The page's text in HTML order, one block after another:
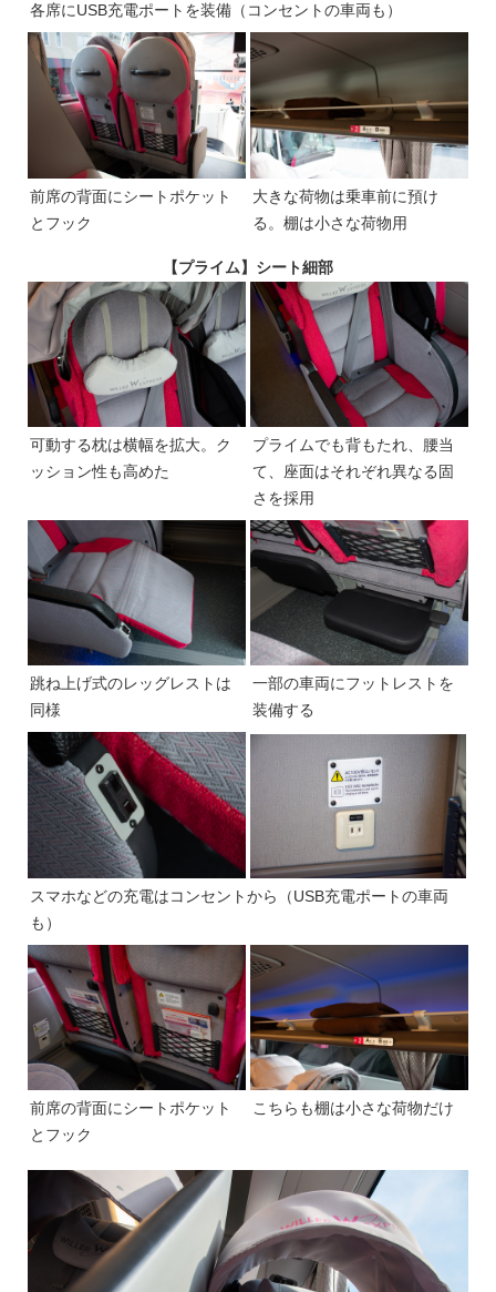
各席にUSB充電ポートを装備（コンセントの車両も）
前席の背面にシートポケット
とフック
大きな荷物は乗車前に預け
る。棚は小さな荷物用
【プライム】シート細部
可動する枕は横幅を拡大。ク
ッション性も高めた
プライムでも背もたれ、腰当
て、座面はそれぞれ異なる固
さを採用
跳ね上げ式のレッグレストは
同様
一部の車両にフットレストを
装備する
スマホなどの充電はコンセントから（USB充電ポートの車両
も）
前席の背面にシートポケット
とフック
こちらも棚は小さな荷物だけ